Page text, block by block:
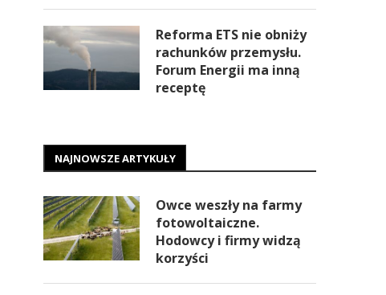
Reforma ETS nie obniży
rachunków przemysłu.
Forum Energii ma inną
receptę
NAJNOWSZE ARTYKUŁY
Owce weszły na farmy
fotowoltaiczne.
Hodowcy i firmy widzą
korzyści